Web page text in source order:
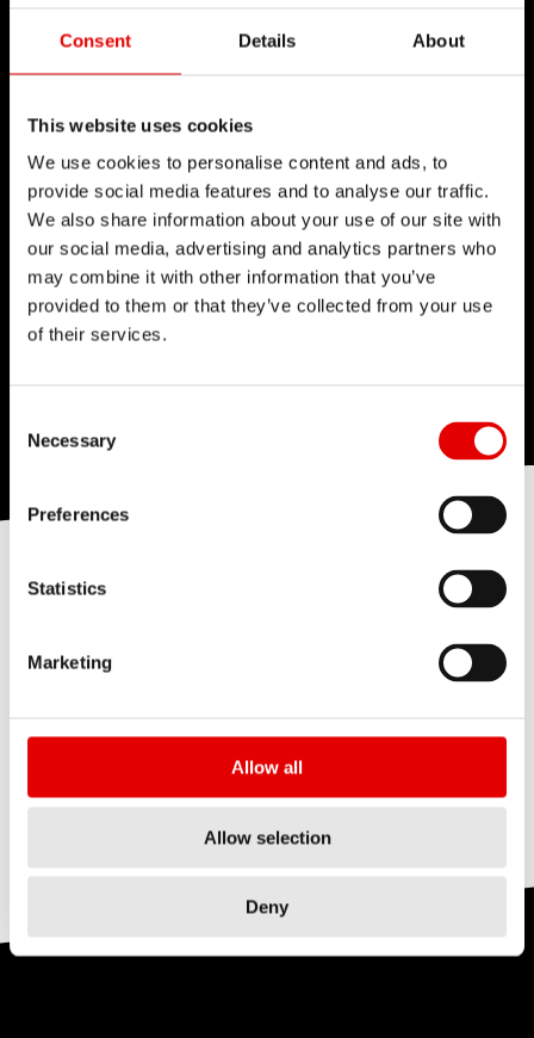
Consent Details About
This website uses cookies
We use cookies to personalise content and ads, to
provide social media features and to analyse our traffic.
We also share information about your use of our site with
our social media, advertising and analytics partners who
may combine it with other information that you’ve
provided to them or that they’ve collected from your use
of their services.
Necessary
Preferences
Statistics
Marketing
Allow all
Allow selection
Deny